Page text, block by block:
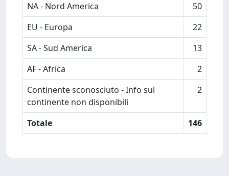
NA - Nord America
50
EU - Europa
22
SA - Sud America
13
AF - Africa
2
Continente sconosciuto - Info sul
continente non disponibili
2
Totale 146